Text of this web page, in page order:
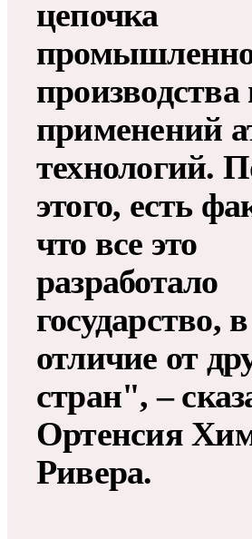
цепочка
производства
применений
технологий.
этого, есть
что все это
разработало
государство, в
отличие от
стран", –
Ортенсия
Ривера.